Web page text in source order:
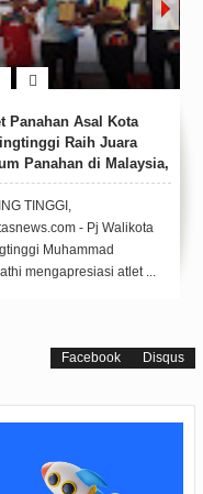
Panahan Asal Kota
Raih Juara
Panahan di Malaysia,
Beri Apresiasi
TINGGI,
- Pj Walikota
Muhammad
mengapresiasi atlet ...
Facebook Disqus